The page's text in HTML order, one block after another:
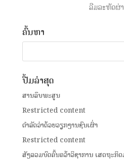
ລືມລະຫັດຜ່
ຄົ້ນຫາ
ປື້ມລ່າສຸດ
ສານລຶບພະສູນ
Restricted content
ດໍາລັດວ່າດ້ວຍວຽກງານຊົນເຜົ່າ
Restricted content
ສັງລວມບົດຄົ້ນຄວ້າວິຊາການ ເສດຖະກິ